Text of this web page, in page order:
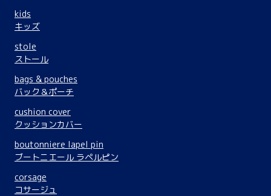
kids
キッズ
stole
ストール
bags & pouches
バック＆ポーチ
cushion cover
クッションカバー
boutonniere lapel pin
ブートニエール ラペルピン
corsage
コサージュ